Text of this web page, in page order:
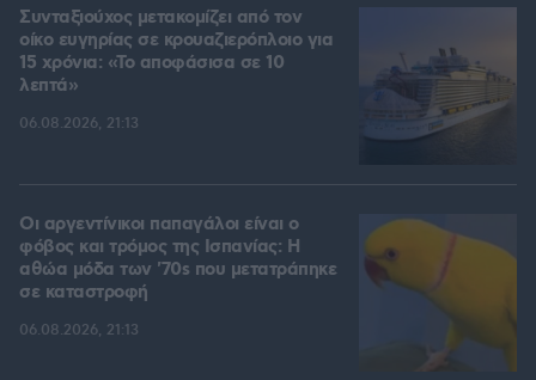
Συνταξιούχος μετακομίζει από τον
οίκο ευγηρίας σε κρουαζιερόπλοιο για
15 χρόνια: «Το αποφάσισα σε 10
λεπτά»
06.08.2026, 21:13
Οι αργεντίνικοι παπαγάλοι είναι ο
φόβος και τρόμος της Ισπανίας: Η
αθώα μόδα των '70s που μετατράπηκε
σε καταστροφή
06.08.2026, 21:13